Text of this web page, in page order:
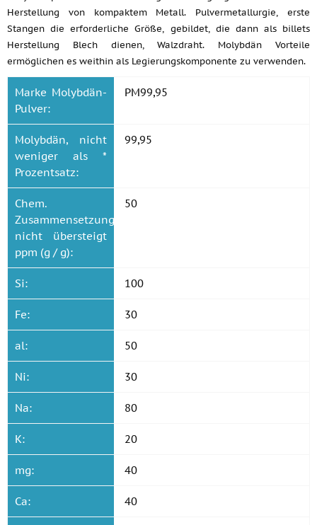
Herstellung von kompaktem Metall. Pulvermetallurgie, erste
Stangen die erforderliche Größe, gebildet, die dann als billets
Herstellung Blech dienen, Walzdraht. Molybdän Vorteile
ermöglichen es weithin als Legierungskomponente zu verwenden.
Marke Molybdän-
Pulver:
PM99,95
Molybdän, nicht
weniger als *
Prozentsatz:
99,95
Chem.
Zusammensetzung,
nicht übersteigt
ppm (g / g):
50
Si: 100
Fe: 30
al: 50
Ni: 30
Na: 80
K: 20
mg: 40
Ca: 40